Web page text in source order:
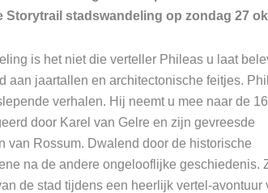
Storytrail stadswandeling op zondag 27
is het niet die verteller Phileas u laat
aan jaartallen en architectonische feitjes.
verhalen. Hij neemt u mee naar de 16
door Karel van Gelre en zijn gevreesde
van Rossum. Dwalend door de historische
na de andere ongelooflijke geschiedenis.
de stad tijdens een heerlijk vertel-avontuur